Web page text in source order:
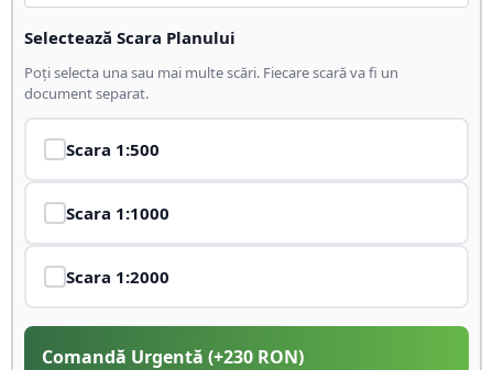
Selectează Scara Planului
Poți selecta una sau mai multe scări. Fiecare scară va fi un
document separat.
Scara 1:500
Scara 1:1000
Scara 1:2000
Comandă Urgentă (+230 RON)